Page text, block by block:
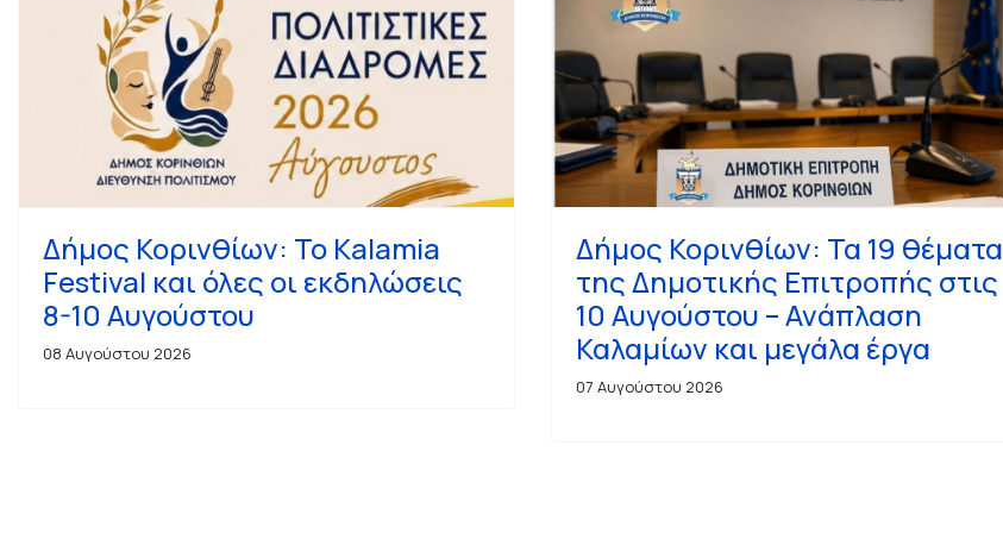
Δήμος Κορινθίων: Το Kalamia
Festival και όλες οι εκδηλώσεις
8-10 Αυγούστου
08 Αυγούστου 2026
Δήμος Κορινθίων: Τα 19 θέματα
της Δημοτικής Επιτροπής στις
10 Αυγούστου – Ανάπλαση
Καλαμίων και μεγάλα έργα
07 Αυγούστου 2026